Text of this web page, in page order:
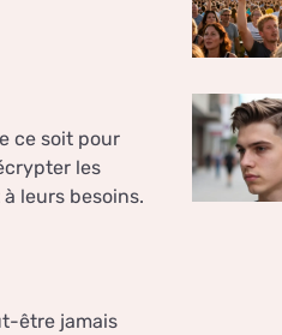
ce soit pour
les
leurs besoins.
être jamais